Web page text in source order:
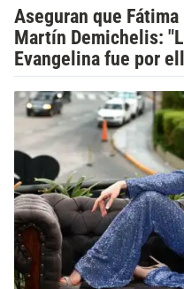
Aseguran que
Martín Demichelis:
Evangelina fue por